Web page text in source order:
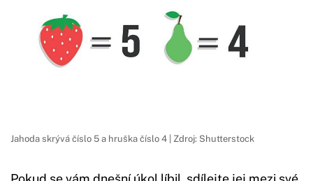
Jahoda skrývá číslo 5 a hruška číslo 4 | Zdroj: Shutterstock